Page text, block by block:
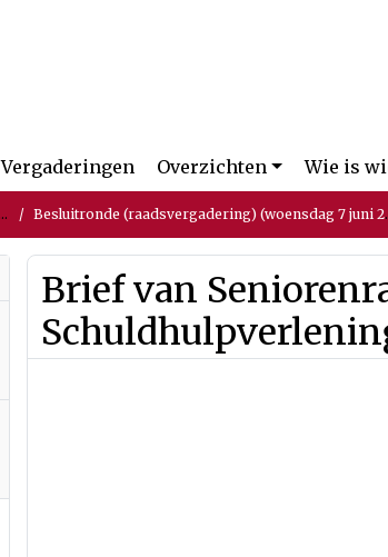
Vergaderingen Overzichten Wie is
Besluitronde (raadsvergadering) (woensdag 7 juni 2023)
Brief van